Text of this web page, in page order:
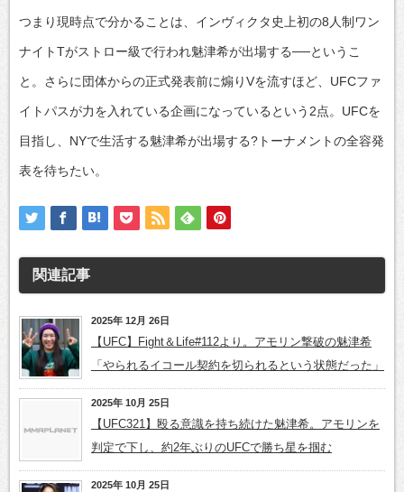
つまり現時点で分かることは、インヴィクタ史上初の8人制ワン
ナイトTがストロー級で行われ魅津希が出場する──というこ
と。さらに団体からの正式発表前に煽りVを流すほど、UFCファ
イトパスが力を入れている企画になっているという2点。UFCを
目指し、NYで生活する魅津希が出場する?トーナメントの全容発
表を待ちたい。
関連記事
2025年 12月 26日
【UFC】Fight＆Life#112より。アモリン撃破の魅津希
「やられるイコール契約を切られるという状態だった」
2025年 10月 25日
【UFC321】殴る意識を持ち続けた魅津希。アモリンを
判定で下し、約2年ぶりのUFCで勝ち星を掴む
2025年 10月 25日